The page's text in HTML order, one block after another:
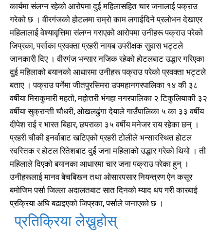
कार्यमा संलग्न रहेको आरोपमा दुई महिलासहित चार जनालाई पक्राउ
गरेको छ । वीरगंजको होटलमा राम्रो काम लगाईदिने प्रलोभन देखाएर
महिलालाई वेश्यावृत्तिमा संलग्न गराएको आरोपमा उनीहरू पक्राउ परेको
जिप्रका, पर्साका प्रवक्ता प्रहरी नायब उपरीक्षक सुवास भट्टले
जानकारी दिए । वीरगंज भन्सार नजिक रहेको होटलबाट उद्धार गरिएका
दुई महिलाको बयानको आधारमा उनीहरू पक्राउ परेको प्रवक्ता भट्टले
बताए । पक्राउ पर्नेमा जीतपुरसिमरा उपमहानगरपालिका १४ की ३८
वर्षीया मिराकुमारी महतो, महोत्तरी भंगहा नगरपालिका २ टिकुलियाकी ३२
वर्षीया सुक्रान्ती चौधरी, ओखलढुंगा देयाले गाउँपालिका ५ का ३३ वर्षीय
दीपेश राई र भारत बिहार, छपराका ३५ वर्षीय मनेजर राय रहेका छन् ।
प्रहरी चौकी इनर्वाबाट खटिएको प्रहरी टोलीले भन्सारस्थित होटल
स्वस्तिक र होटल रितेशबाट दुर्ई जना महिलाको उद्धार गरेको थियो । ती
महिलाले दिएको बयानका आधारमा चार जना पक्राउ परेका हुन् ।
उनीहरूलाई मानव बेचबिखन तथा ओसारपसार नियन्त्रण ऐन कसूर
बमोजिम पर्सा जिल्ला अदालतबाट सात दिनको म्याद थप गरी कारबाई
प्रक्रिया अघि बढाइएको जिप्रका, पर्साले जनाएको छ ।
प्रतिक्रिया लेख्नुहोस्